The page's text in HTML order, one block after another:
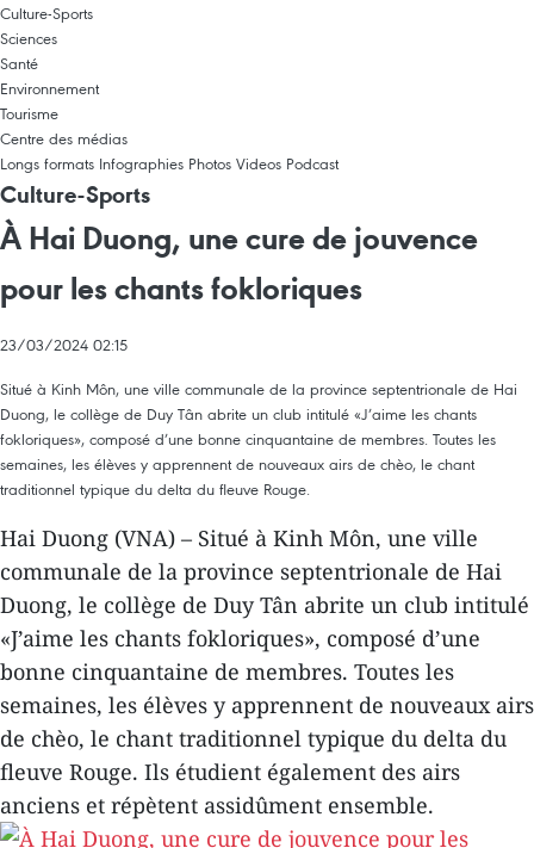
Culture-Sports
Sciences
Santé
Environnement
Tourisme
Centre des médias
Longs formats Infographies Photos Videos Podcast
Culture-Sports
À Hai Duong, une cure de jouvence
pour les chants fokloriques
23/03/2024 02:15
Situé à Kinh Môn, une ville communale de la province septentrionale de Hai
Duong, le collège de Duy Tân abrite un club intitulé «J’aime les chants
fokloriques», composé d’une bonne cinquantaine de membres. Toutes les
semaines, les élèves y apprennent de nouveaux airs de chèo, le chant
traditionnel typique du delta du fleuve Rouge.
Hai Duong (VNA) – Situé à Kinh Môn, une ville
communale de la province septentrionale de Hai
Duong, le collège de Duy Tân abrite un club intitulé
«J’aime les chants fokloriques», composé d’une
bonne cinquantaine de membres. Toutes les
semaines, les élèves y apprennent de nouveaux airs
de chèo, le chant traditionnel typique du delta du
fleuve Rouge. Ils étudient également des airs
anciens et répètent assidûment ensemble.